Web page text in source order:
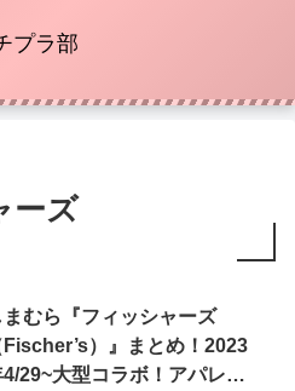
プラ部
ーズ
まむら『フィッシャーズ
Fischer’s）』まとめ！2023
4/29~大型コラボ！アパレ